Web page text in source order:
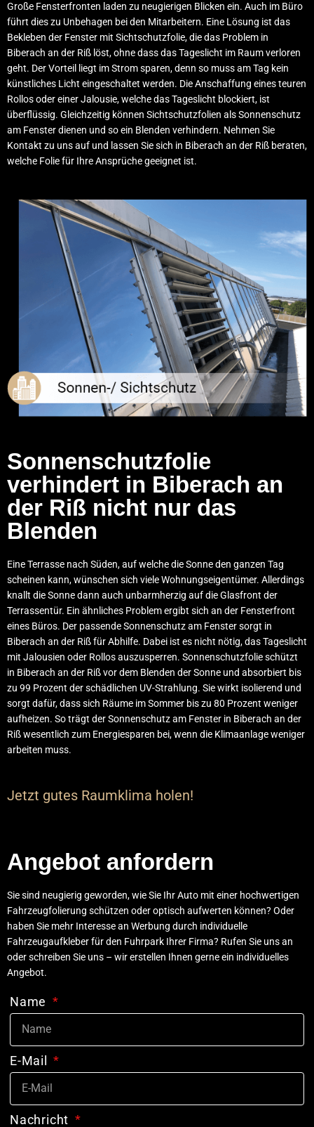
Große Fensterfronten laden zu neugierigen Blicken ein. Auch im Büro
führt dies zu Unbehagen bei den Mitarbeitern. Eine Lösung ist das
Bekleben der Fenster mit Sichtschutzfolie, die das Problem in
Biberach an der Riß löst, ohne dass das Tageslicht im Raum verloren
geht. Der Vorteil liegt im Strom sparen, denn so muss am Tag kein
künstliches Licht eingeschaltet werden. Die Anschaffung eines teuren
Rollos oder einer Jalousie, welche das Tageslicht blockiert, ist
überflüssig. Gleichzeitig können Sichtschutzfolien als Sonnenschutz
am Fenster dienen und so ein Blenden verhindern. Nehmen Sie
Kontakt zu uns auf und lassen Sie sich in Biberach an der Riß beraten,
welche Folie für Ihre Ansprüche geeignet ist.
Sonnenschutzfolie
verhindert in Biberach an
der Riß nicht nur das
Blenden
Eine Terrasse nach Süden, auf welche die Sonne den ganzen Tag
scheinen kann, wünschen sich viele Wohnungseigentümer. Allerdings
knallt die Sonne dann auch unbarmherzig auf die Glasfront der
Terrassentür. Ein ähnliches Problem ergibt sich an der Fensterfront
eines Büros. Der passende Sonnenschutz am Fenster sorgt in
Biberach an der Riß für Abhilfe. Dabei ist es nicht nötig, das Tageslicht
mit Jalousien oder Rollos auszusperren. Sonnenschutzfolie schützt
in Biberach an der Riß vor dem Blenden der Sonne und absorbiert bis
zu 99 Prozent der schädlichen UV-Strahlung. Sie wirkt isolierend und
sorgt dafür, dass sich Räume im Sommer bis zu 80 Prozent weniger
aufheizen. So trägt der Sonnenschutz am Fenster in Biberach an der
Riß wesentlich zum Energiesparen bei, wenn die Klimaanlage weniger
arbeiten muss.
Jetzt gutes Raumklima holen!
Angebot anfordern
Sie sind neugierig geworden, wie Sie Ihr Auto mit einer hochwertigen
Fahrzeugfolierung schützen oder optisch aufwerten können? Oder
haben Sie mehr Interesse an Werbung durch individuelle
Fahrzeugaufkleber für den Fuhrpark Ihrer Firma? Rufen Sie uns an
oder schreiben Sie uns – wir erstellen Ihnen gerne ein individuelles
Angebot.
Name
E-Mail
Nachricht